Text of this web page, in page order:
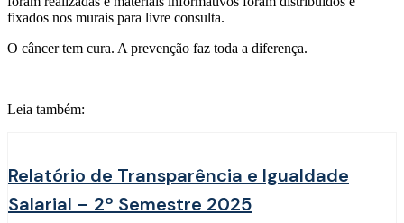
fixados nos murais para livre consulta.
O câncer tem cura. A prevenção faz toda a diferença.
Leia também:
Relatório de Transparência e Igualdade
Salarial – 2º Semestre 2025